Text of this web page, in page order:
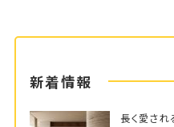
新着情報
長く愛さ